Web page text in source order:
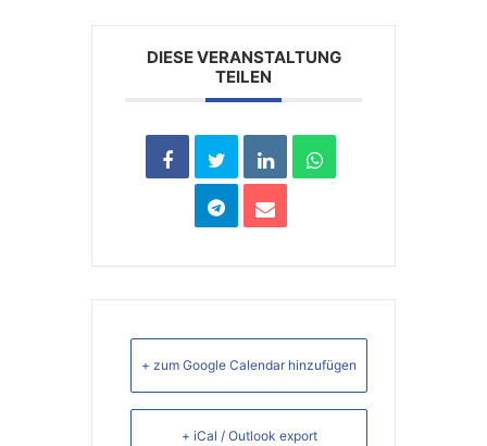
DIESE VERANSTALTUNG
TEILEN
+ zum Google Calendar hinzufügen
+ iCal / Outlook export